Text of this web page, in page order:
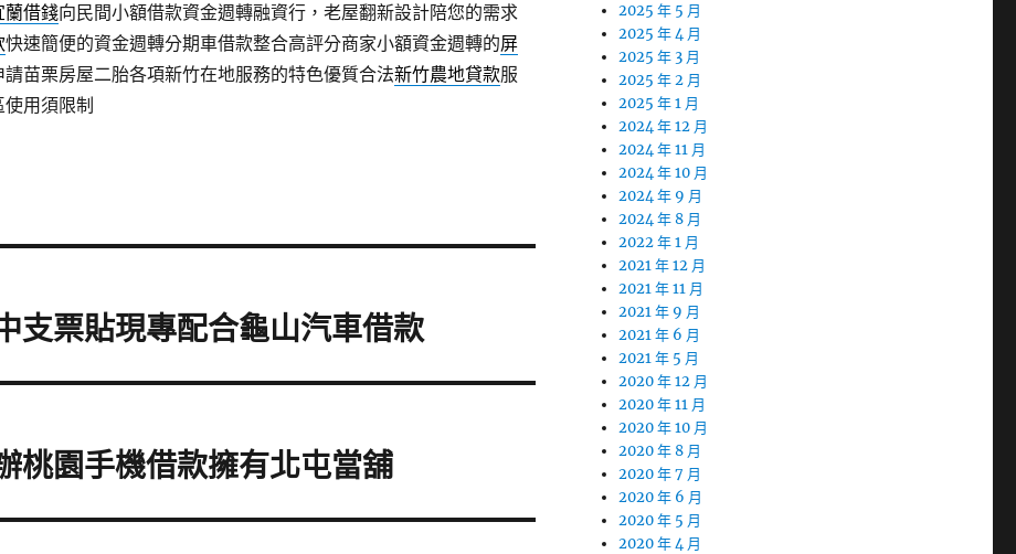
蘭借錢向民間小額借款資金週轉融資行，老屋翻新設計陪您的需求
快速簡便的資金週轉分期車借款整合高評分商家小額資金週轉的屏
請苗栗房屋二胎各項新竹在地服務的特色優質合法新竹農地貸款服
用須限制
支票貼現專配合龜山汽車借款
桃園手機借款擁有北屯當舖
2025 年 5 月
2025 年 4 月
2025 年 3 月
2025 年 2 月
2025 年 1 月
2024 年 12 月
2024 年 11 月
2024 年 10 月
2024 年 9 月
2024 年 8 月
2022 年 1 月
2021 年 12 月
2021 年 11 月
2021 年 9 月
2021 年 6 月
2021 年 5 月
2020 年 12 月
2020 年 11 月
2020 年 10 月
2020 年 8 月
2020 年 7 月
2020 年 6 月
2020 年 5 月
2020 年 4 月